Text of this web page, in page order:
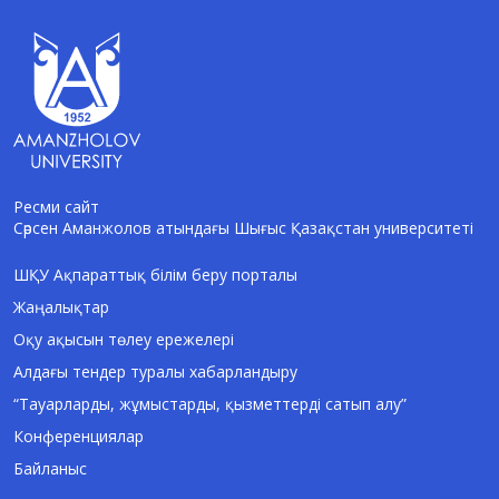
Ресми сайт
Сәрсен Аманжолов атындағы Шығыс Қазақстан университеті
ШҚУ Ақпараттық білім беру порталы
Жаңалықтар
Оқу ақысын төлеу ережелері
Алдағы тендер туралы хабарландыру
“Тауарларды, жұмыстарды, қызметтерді сатып алу”
Конференциялар
Байланыс
AI-Talapker
Сәлем! Мен AI-Talapker — Сәрсен
Аманжолов атындағы Шығыс Қазақстан
университеті (ШҚУ) көмекшісімін.
Бакалавриат, магистратура, докторантура